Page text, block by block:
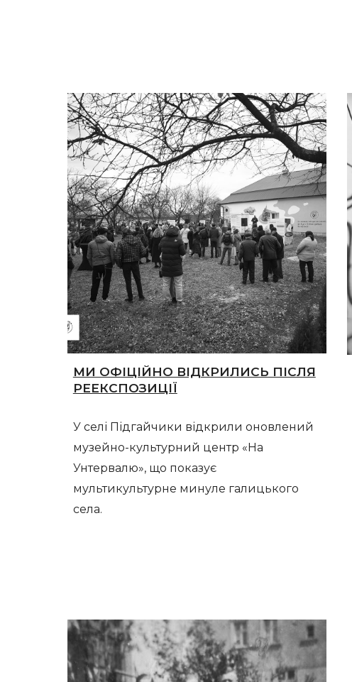
МИ ОФІЦІЙНО ВІДКРИЛИСЬ ПІСЛЯ
РЕЕКСПОЗИЦІЇ
У селі Підгайчики відкрили оновлений
музейно-культурний центр «На
Унтервалю», що показує
мультикультурне минуле галицького
села.